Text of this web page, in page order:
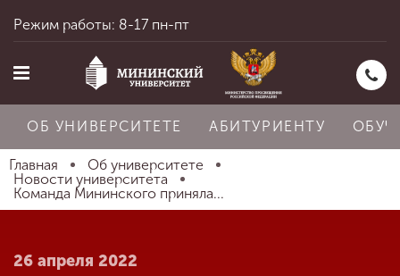
Главная
Режим работы: 8-17 пн-пт
ОБ УНИВЕРСИТЕТЕ АБИТУРИЕНТУ
Главная
Об университете
Новости университета
Команда Мининского приняла...
26 апреля 2022